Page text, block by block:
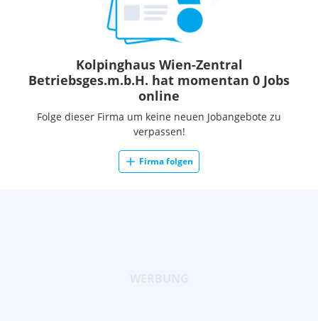
Kolpinghaus Wien-Zentral
Betriebsges.m.b.H. hat momentan 0 Jobs
online
Folge dieser Firma um keine neuen Jobangebote zu
verpassen!
Firma folgen